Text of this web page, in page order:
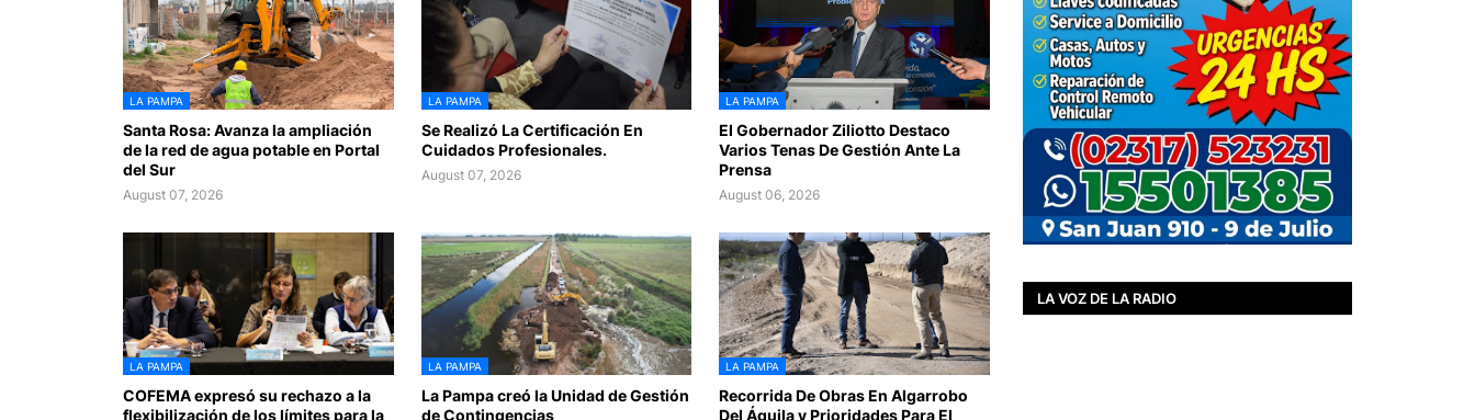
LA PAMPA
Santa Rosa: Avanza la ampliación
de la red de agua potable en Portal
del Sur
August 07, 2026
LA PAMPA
Se Realizó La Certificación En
Cuidados Profesionales.
August 07, 2026
LA PAMPA
El Gobernador Ziliotto Destaco
Varios Tenas De Gestión Ante La
Prensa
August 06, 2026
LA PAMPA
COFEMA expresó su rechazo a la
flexibilización de los límites para la
LA PAMPA
La Pampa creó la Unidad de Gestión
de Contingencias
LA PAMPA
Recorrida De Obras En Algarrobo
Del Águila y Prioridades Para El
LA VOZ DE LA RADIO